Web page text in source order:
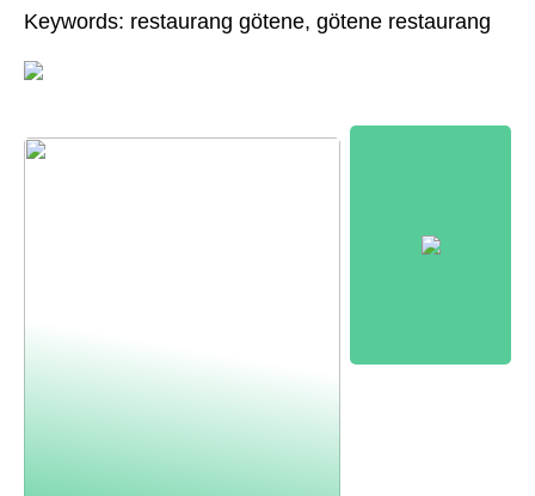
Keywords: restaurang götene, götene restaurang